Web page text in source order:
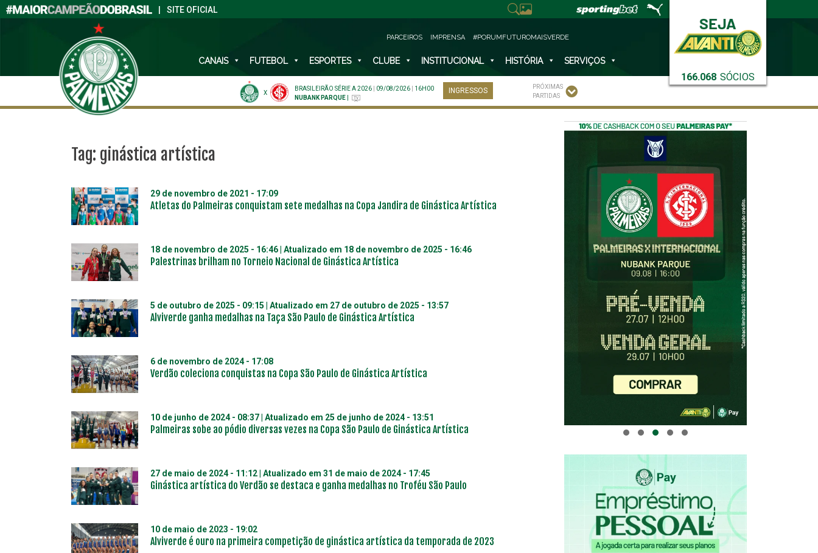
SITE OFICIAL
166.068 SÓCIOS
PARCEIROS IMPRENSA #PORUMFUTUROMAISVERDE
CANAIS FUTEBOL ESPORTES CLUBE INSTITUCIONAL HISTÓRIA SERVIÇOS
X
BRASILEIRÃO SÉRIE A 2026 09/08/2026
16H00
NUBANK PARQUE
INGRESSOS
PRÓXIMAS
PARTIDAS
Tag: ginástica artística
29 de novembro de 2021 - 17:09
Atletas do Palmeiras conquistam sete medalhas na Copa Jandira de Ginástica Artística
18 de novembro de 2025 - 16:46 | Atualizado em 18 de novembro de 2025 - 16:46
Palestrinas brilham no Torneio Nacional de Ginástica Artística
5 de outubro de 2025 - 09:15 | Atualizado em 27 de outubro de 2025 - 13:57
Alviverde ganha medalhas na Taça São Paulo de Ginástica Artística
6 de novembro de 2024 - 17:08
Verdão coleciona conquistas na Copa São Paulo de Ginástica Artística
10 de junho de 2024 - 08:37 | Atualizado em 25 de junho de 2024 - 13:51
Palmeiras sobe ao pódio diversas vezes na Copa São Paulo de Ginástica Artística
27 de maio de 2024 - 11:12 | Atualizado em 31 de maio de 2024 - 17:45
Ginástica artística do Verdão se destaca e ganha medalhas no Troféu São Paulo
10 de maio de 2023 - 19:02
Alviverde é ouro na primeira competição de ginástica artística da temporada de 2023